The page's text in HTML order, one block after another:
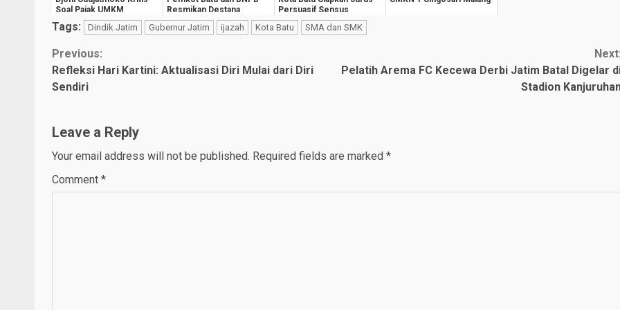
Soal Pajak UMKM
Resmikan Destana
Giripurno
Persuasif Sensus
Ekonomi 2026
Tags: Dindik Jatim Gubernur Jatim ijazah Kota Batu SMA dan SMK
Continue
Reading
Previous:
Refleksi Hari Kartini: Aktualisasi Diri Mulai dari Diri
Sendiri
Next:
Pelatih Arema FC Kecewa Derbi Jatim Batal Digelar
Stadion
Leave a Reply
Your email address will not be published. Required fields are marked *
Comment *